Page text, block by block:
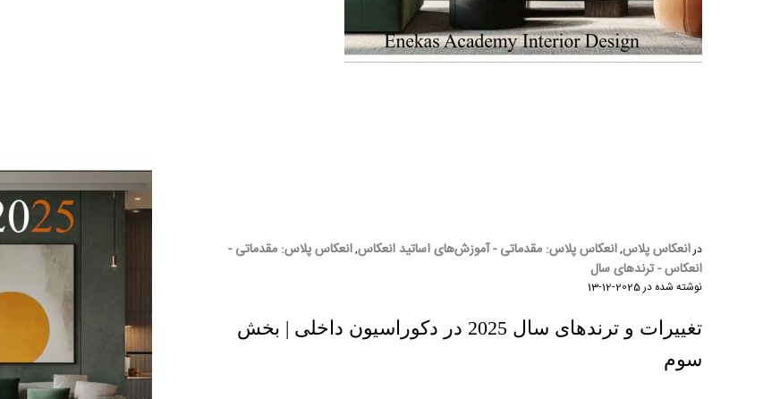
درانعکاس پلاس,انعکاس پلاس: مقدماتی - آموزش‌های اساتید انعکاس,انعکاس پلاس: مقدماتی -
انعکاس - ترندهای سال
نوشته شده در2025-12-13
تغییرات و ترندهای سال 2025 در دکوراسیون داخلی | بخش
سوم